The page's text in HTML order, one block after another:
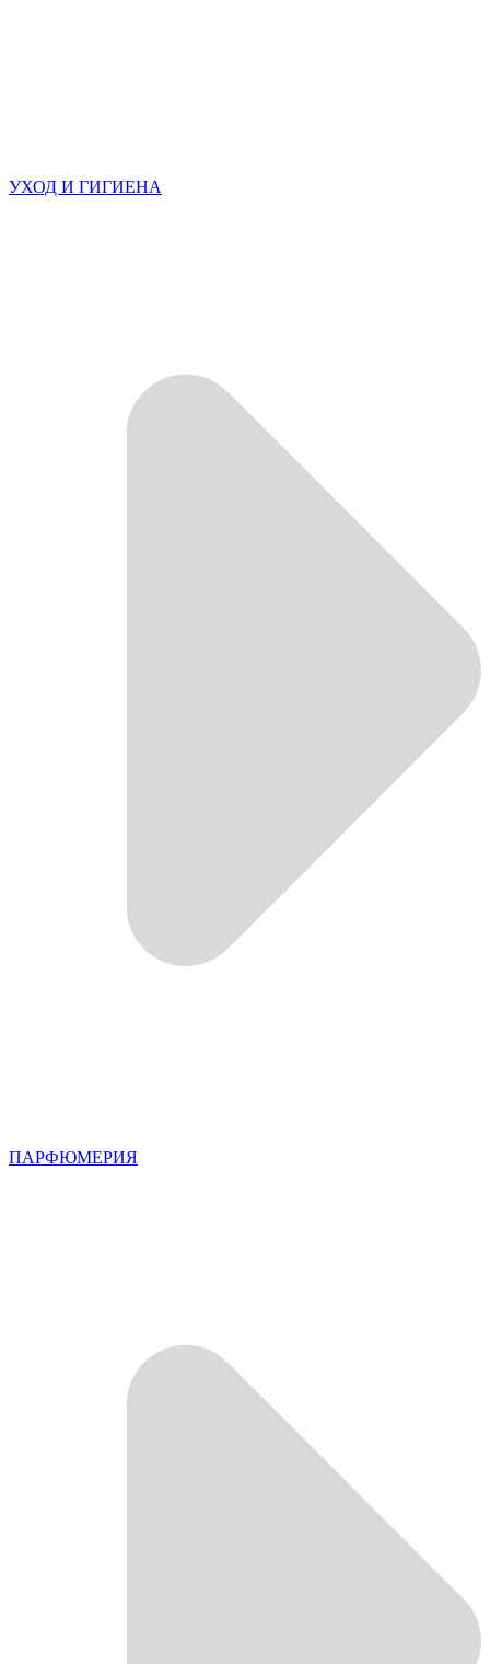
УХОД И ГИГИЕНА
ПАРФЮМЕРИЯ